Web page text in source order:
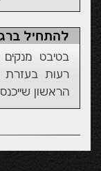
להתחיל
בטיבט
רעות בעזרת
הראשון